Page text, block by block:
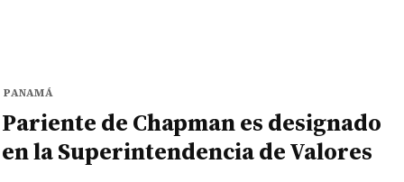
PANAMÁ
Pariente de Chapman es designado
en la Superintendencia de Valores